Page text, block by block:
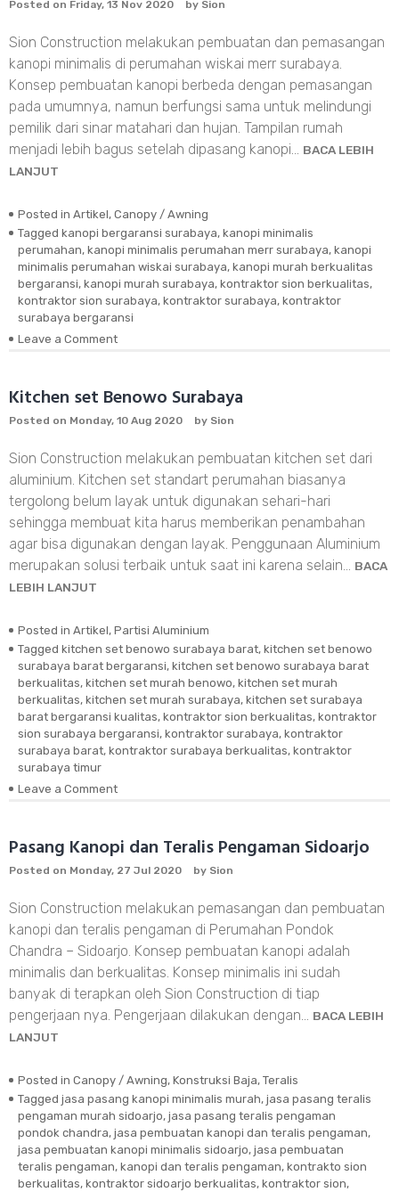
Surabaya
Posted on Friday, 13 Nov 2020 by Sion
Sion Construction melakukan pembuatan dan pemasangan
kanopi minimalis di perumahan wiskai merr surabaya.
Konsep pembuatan kanopi berbeda dengan pemasangan
pada umumnya, namun berfungsi sama untuk melindungi
pemilik dari sinar matahari dan hujan. Tampilan rumah
menjadi lebih bagus setelah dipasang kanopi… BACA LEBIH
LANJUT
Posted in Artikel, Canopy / Awning
Tagged kanopi bergaransi surabaya, kanopi minimalis
perumahan, kanopi minimalis perumahan merr surabaya, kanopi
minimalis perumahan wiskai surabaya, kanopi murah berkualitas
bergaransi, kanopi murah surabaya, kontraktor sion berkualitas,
kontraktor sion surabaya, kontraktor surabaya, kontraktor
surabaya bergaransi
Leave a Comment
Perumahan
Wiskai
Kitchen set Benowo Surabaya
Posted on Monday, 10 Aug 2020 by Sion
Sion Construction melakukan pembuatan kitchen set dari
aluminium. Kitchen set standart perumahan biasanya
tergolong belum layak untuk digunakan sehari-hari
sehingga membuat kita harus memberikan penambahan
agar bisa digunakan dengan layak. Penggunaan Aluminium
merupakan solusi terbaik untuk saat ini karena selain… BACA
LEBIH LANJUT
Posted in Artikel, Partisi Aluminium
Tagged kitchen set benowo surabaya barat, kitchen set benowo
surabaya barat bergaransi, kitchen set benowo surabaya barat
berkualitas, kitchen set murah benowo, kitchen set murah
berkualitas, kitchen set murah surabaya, kitchen set surabaya
barat bergaransi kualitas, kontraktor sion berkualitas, kontraktor
sion surabaya bergaransi, kontraktor surabaya, kontraktor
surabaya barat, kontraktor surabaya berkualitas, kontraktor
surabaya timur
Leave a Comment
Benowo
Surabaya
Pasang Kanopi dan Teralis Pengaman Sidoarjo
Posted on Monday, 27 Jul 2020 by Sion
Sion Construction melakukan pemasangan dan pembuatan
kanopi dan teralis pengaman di Perumahan Pondok
Chandra – Sidoarjo. Konsep pembuatan kanopi adalah
minimalis dan berkualitas. Konsep minimalis ini sudah
banyak di terapkan oleh Sion Construction di tiap
pengerjaan nya. Pengerjaan dilakukan dengan… BACA LEBIH
LANJUT
Posted in Canopy / Awning, Konstruksi Baja, Teralis
Tagged jasa pasang kanopi minimalis murah, jasa pasang teralis
pengaman murah sidoarjo, jasa pasang teralis pengaman
pondok chandra, jasa pembuatan kanopi dan teralis pengaman,
jasa pembuatan kanopi minimalis sidoarjo, jasa pembuatan
teralis pengaman, kanopi dan teralis pengaman, kontrakto sion
berkualitas, kontraktor sidoarjo berkualitas, kontraktor sion,